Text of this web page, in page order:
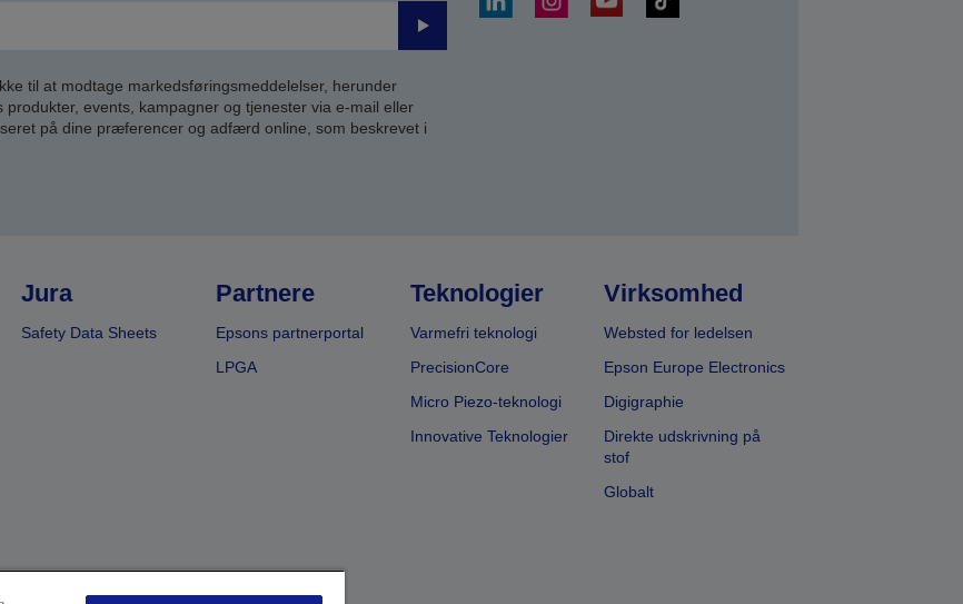
Send
til at modtage markedsføringsmeddelelser, herunder
events, kampagner og tjenester via e-mail eller
på dine præferencer og adfærd online, som beskrevet i
Jura
Safety Data Sheets
Partnere
Epsons partnerportal
LPGA
Teknologier
Varmefri teknologi
PrecisionCore
Micro Piezo-teknologi
Innovative Teknologier
Virksomhed
Websted for ledelsen
Epson Europe Electronics
Digigraphie
Direkte udskrivning på
stof
Globalt